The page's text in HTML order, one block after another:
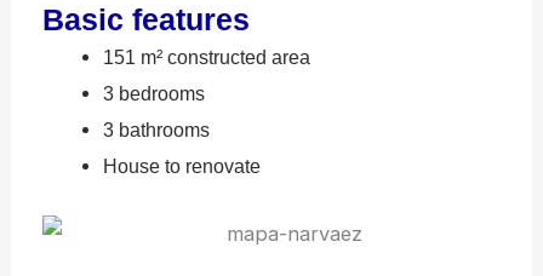
Basic features
151 m² constructed area
3 bedrooms
3 bathrooms
House to renovate